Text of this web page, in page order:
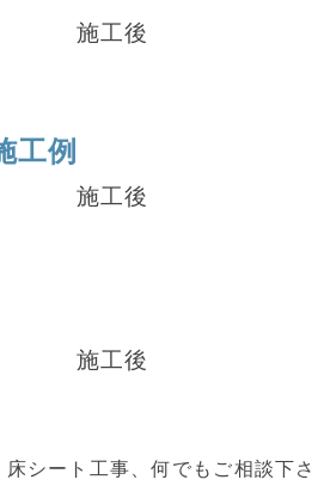
施工後
工例
施工後
施工後
シート工事、何でもご相談下